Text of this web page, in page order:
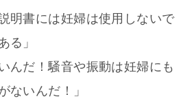
明書には妊婦は使用しないで
る」
んだ！騒音や振動は妊婦にも
ないんだ！」